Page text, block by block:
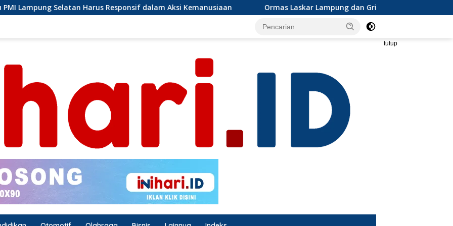
Responsif dalam Aksi Kemanusiaan Ormas Laskar Lampung dan Grib jaya Lampung selatan mengapresiasi
tutup